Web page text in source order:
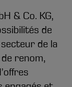
& Co. KG,
de
de la
renom,